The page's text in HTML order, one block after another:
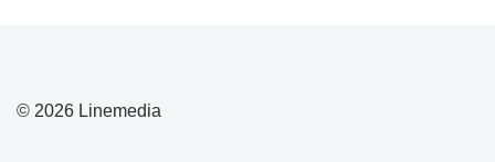
© 2026 Linemedia